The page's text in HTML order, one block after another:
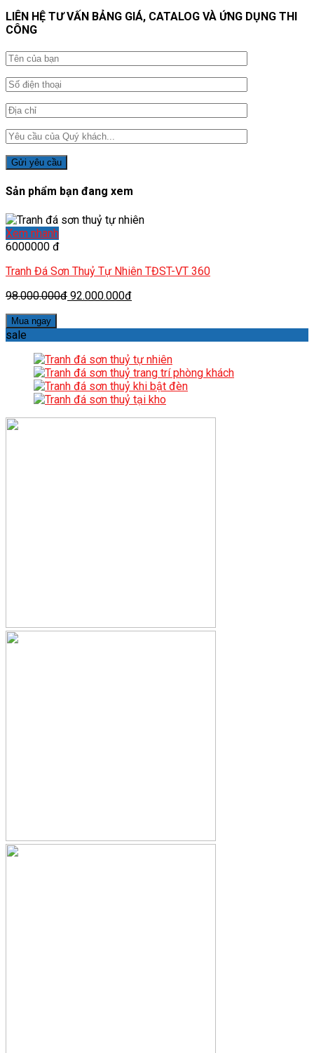
LIÊN HỆ TƯ VẤN BẢNG GIÁ, CATALOG VÀ ỨNG DỤNG THI
CÔNG
Sản phẩm bạn đang xem
Xem nhanh
6000000 đ
Tranh Đá Sơn Thuỷ Tự Nhiên TĐST-VT 360
98.000.000đ 92.000.000đ
Mua ngay
sale